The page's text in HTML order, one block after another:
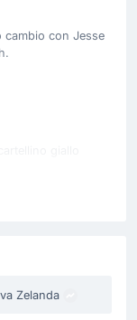
cambio con Jesse
cambio con
Zelanda